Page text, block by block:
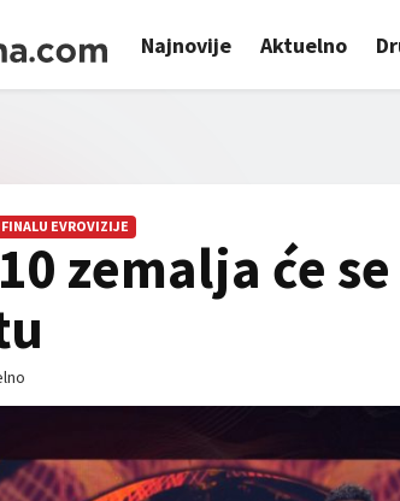
Najnovije Aktuelno
EVROVIZIJE
zemalja će